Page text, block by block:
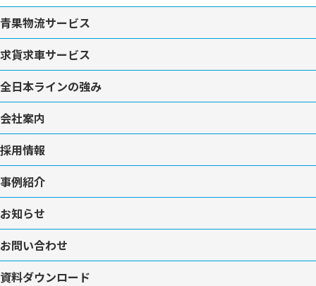
青果物流サービス
求貨求車サービス
全日本ラインの強み
会社案内
採用情報
事例紹介
お知らせ
お問い合わせ
資料ダウンロード